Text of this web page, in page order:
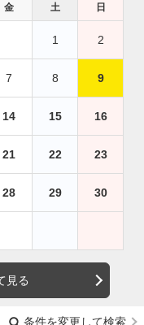
金 土 日
1 2
7 8 9
14 15 16
21 22 23
28 29 30
見る
条件を変更して検索